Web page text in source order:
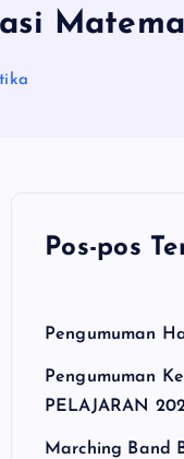
Pos-pos
Pengumuman
Pengumuman
PELAJARAN
Marching Band